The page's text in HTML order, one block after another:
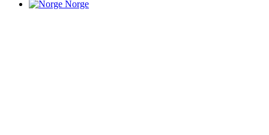
Norge